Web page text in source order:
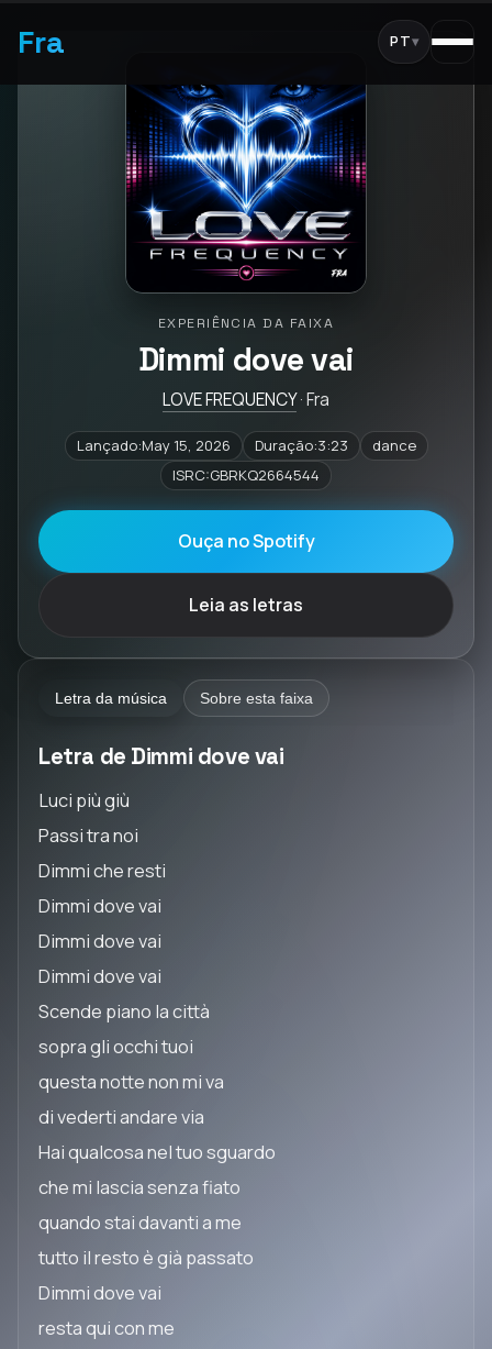
Fra PT▾
EXPERIÊNCIA DA FAIXA
Dimmi dove vai
LOVE FREQUENCY· Fra
Lançado:May 15, 2026 Duração:3:23
dance
ISRC:GBRKQ2664544
Ouça no Spotify
Leia as letras
Letra da música Sobre esta faixa
Letra de Dimmi dove vai
Luci più giù
Passi tra noi
Dimmi che resti
Dimmi dove vai
Dimmi dove vai
Dimmi dove vai
Scende piano la città
sopra gli occhi tuoi
questa notte non mi va
di vederti andare via
Hai qualcosa nel tuo sguardo
che mi lascia senza fiato
quando stai davanti a me
tutto il resto è già passato
Dimmi dove vai
resta qui con me